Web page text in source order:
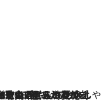
みやげ ひんやりスイーツで夏を満喫